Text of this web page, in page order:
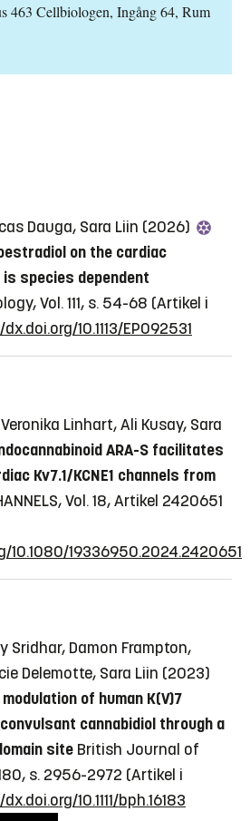
463 Cellbiologen, Ingång 64, Rum
Dauga, Sara Liin (2026)
on the cardiac
is species dependent
Vol. 111, s. 54-68 (Artikel i
10.1113/EP092531
Linhart, Ali Kusay, Sara
ARA-S facilitates
Kv7.1/KCNE1 channels from
Vol. 18, Artikel 2420651
10.1080/19336950.2024.2420651
Sridhar, Damon Frampton,
Delemotte, Sara Liin (2023)
of human K(V)7
cannabidiol through a
site British Journal of
s. 2956-2972 (Artikel i
10.1111/bph.16183